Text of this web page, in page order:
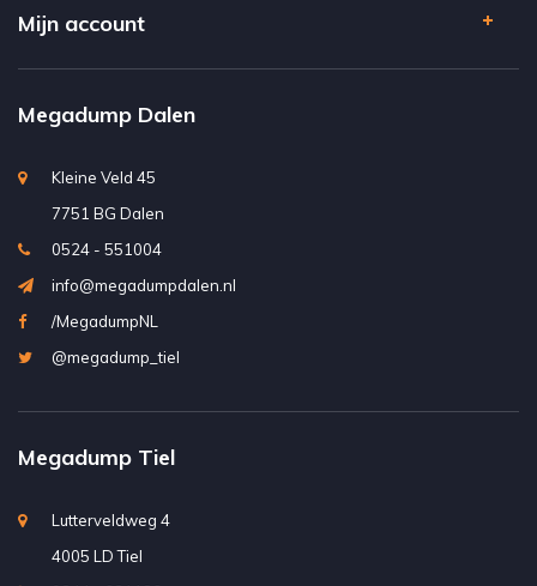
Mijn account
Megadump Dalen
Kleine Veld 45
7751 BG Dalen
0524 - 551004
info@megadumpdalen.nl
/MegadumpNL
@megadump_tiel
Megadump Tiel
Lutterveldweg 4
4005 LD Tiel